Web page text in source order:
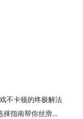
不卡顿的终极解法
海外党打枪神纪卡成PPT？这篇加速器选择指南帮你丝滑上分